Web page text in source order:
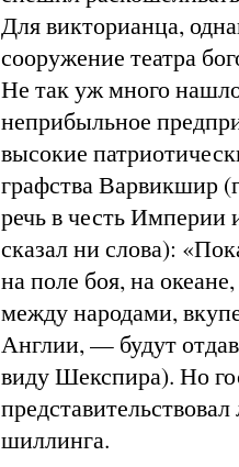
Для викторианца,
сооружение театра
Не так уж много
неприбыльное
высокие
графства Варвикшир
речь в честь Империи
сказал ни слова):
на поле боя, на
между народами,
Англии, — будут
виду Шекспира). Но
шиллинга.